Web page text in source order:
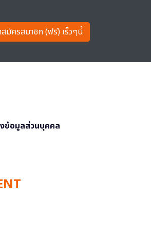
สมัครสมาชิก (ฟรี) เร็วๆนี้
ข้อมูลส่วนบุคคล